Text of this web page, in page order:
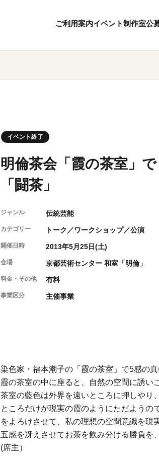
ご利用案内イベント制作室公
京都芸術センターの歩み
概要・理念・運営体制
連携事業のご案内
お問
閲覧支
イベント終了
明倫茶会「霞の茶室」で
「闘茶」
ジャンル 伝統芸能
カテゴリー トーク／ワークショップ／公演
開催日時 2013年5月25日(土)
会場 京都芸術センター 和室「明倫」
料金・その他 有料
事業区分 主催事業
染色家・福本潮子の「霞の茶室」で5感の真
霞の茶室の中に座ると、自然の空間に誘い
茶室の藍色は外界を遠いところに押しやり
ところだけが現実の霞のようにただようの
をよろけさせて、私の理想の空間意識を現
五感を冴えさせてお茶を飲み分ける勝負
(席主）